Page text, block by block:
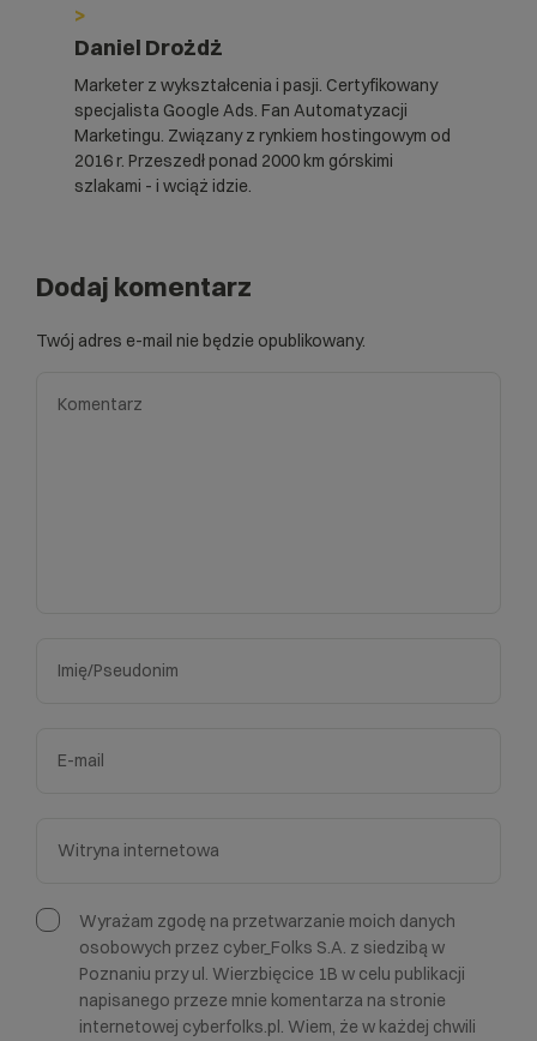
>
Daniel Drożdż
Marketer z wykształcenia i pasji. Certyfikowany
specjalista Google Ads. Fan Automatyzacji
Marketingu. Związany z rynkiem hostingowym od
2016 r. Przeszedł ponad 2000 km górskimi
szlakami - i wciąż idzie.
Dodaj komentarz
Twój adres e-mail nie będzie opublikowany.
Wyrażam zgodę na przetwarzanie moich danych
osobowych przez cyber_Folks S.A. z siedzibą w
Poznaniu przy ul. Wierzbięcice 1B w celu publikacji
napisanego przeze mnie komentarza na stronie
internetowej cyberfolks.pl. Wiem, że w każdej chwili